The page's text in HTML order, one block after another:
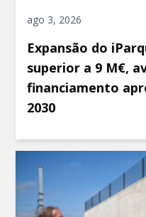
ago 3, 2026
Expansão do
superior a 9 M€,
financiamento
2030